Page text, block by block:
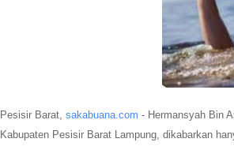
Pesisir Barat, sakabuana.com - Hermansyah Bin
Kabupaten Pesisir Barat Lampung, dikabarkan